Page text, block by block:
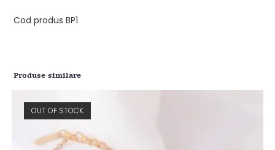
Cod produs BP1
Produse similare
OUT OF STOCK